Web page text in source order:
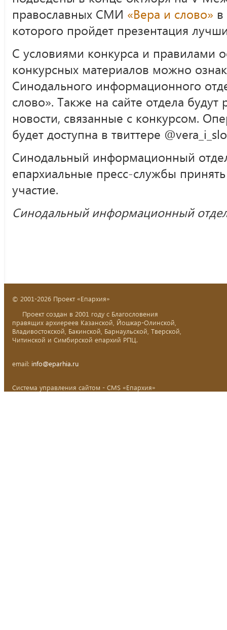
православных СМИ «Вера и слово»
которого пройдет презентация
С условиями конкурса и правилами
конкурсных материалов можно
Синодального информационного
слово». Также на сайте отдела будут
новости, связанные с конкурсом.
будет доступна в твиттере
Синодальный информационный
епархиальные пресс-службы
участие.
Синодальный информационный
© 2001-2026 Проект «Епархия»
Проект создан в 2001 году с Благословения
правящих архиереев Казанской, Йошкар-Олинской,
Владивостокской, Бакинской, Барнаульской, Тверской,
Читинской и Симбирской епархий РПЦ.
email: info@eparhia.ru
Система управления сайтом - CMS «Епархия»